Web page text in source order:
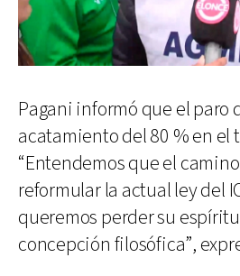
Pagani informó que el paro
acatamiento del 80 % en el
“Entendemos que el
reformular la actual ley del
queremos perder su
concepción filosófica”,